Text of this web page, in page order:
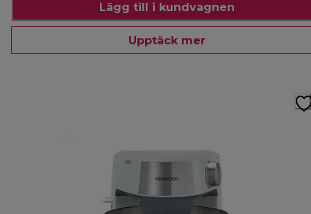
Lägg till i kundvagnen
Upptäck mer